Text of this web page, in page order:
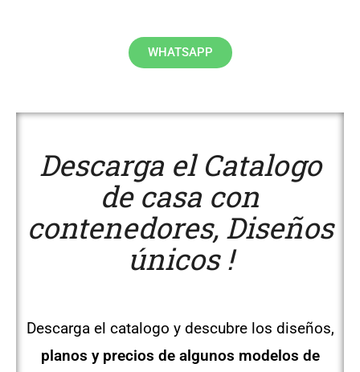
WHATSAPP
Descarga el Catalogo
de casa con
contenedores, Diseños
únicos !
Descarga el catalogo y descubre los diseños,
planos y precios de algunos modelos de